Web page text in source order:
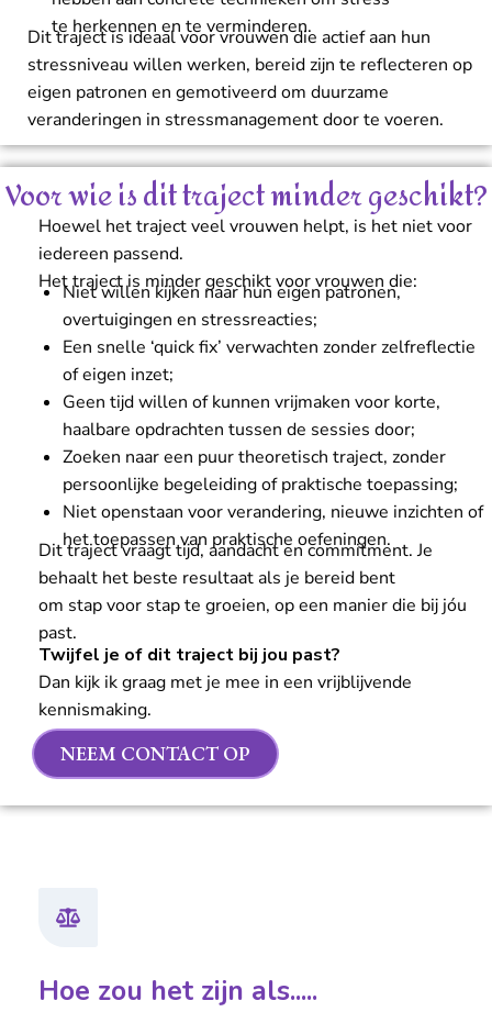
te herkennen en te verminderen.
Dit traject is ideaal voor vrouwen die actief aan hun
stressniveau willen werken, bereid zijn te reflecteren op
eigen patronen en gemotiveerd om duurzame
veranderingen in stressmanagement door te voeren.
Voor wie is dit traject minder geschikt?
Hoewel het traject veel vrouwen helpt, is het niet voor
iedereen passend.
Het traject is minder geschikt voor vrouwen die:
Niet willen kijken naar hun eigen patronen,
overtuigingen en stressreacties;
Een snelle ‘quick fix’ verwachten zonder zelfreflectie
of eigen inzet;
Geen tijd willen of kunnen vrijmaken voor korte,
haalbare opdrachten tussen de sessies door;
Zoeken naar een puur theoretisch traject, zonder
persoonlijke begeleiding of praktische toepassing;
Niet openstaan voor verandering, nieuwe inzichten of
het toepassen van praktische oefeningen.
Dit traject vraagt tijd, aandacht en commitment. Je
behaalt het beste resultaat als je bereid bent
om stap voor stap te groeien, op een manier die bij jóu
past.
Twijfel je of dit traject bij jou past?
Dan kijk ik graag met je mee in een vrijblijvende
kennismaking.
NEEM CONTACT OP
Hoe zou het zijn als.....